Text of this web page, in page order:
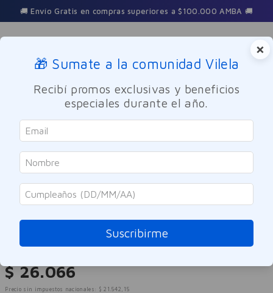
🚚 Envío Gratis en compras superiores a $100.000 AMBA 🚚
Buscar
Nutricion y Deporte Suplementos Dietarios
Bagó - Arcor
Pastillas de Goma Simple Fibra
Bagó 60u
Referencia:9954942
$ 26.066
Precio sin impuestos nacionales: $ 21 .542 , 15
×
🎁 Sumate a la comunidad Vilela
Recibí promos exclusivas y beneficios
especiales durante el año.
Suscribirme